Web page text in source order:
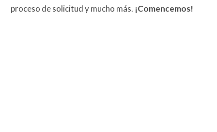
proceso de solicitud y mucho más. ¡Comencemos!